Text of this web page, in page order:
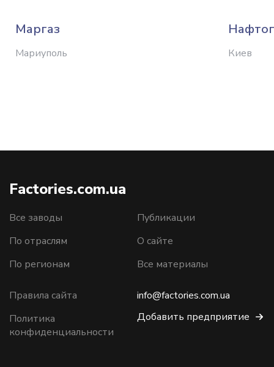
Маргаз
Мариуполь Киев
Factories.com.ua
Все заводы
По отраслям
По регионам
Публикации
О сайте
Все материалы
Правила сайта
Политика
конфиденциальности
info@factories.com.ua
Добавить предприятие